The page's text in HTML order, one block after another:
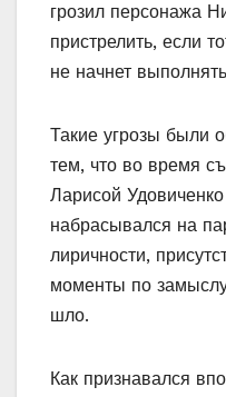
грозил персонажа
пристрелить, если
не начнет
Такие угрозы были
тем, что во время
Ларисой
набрасывался на
лиричности,
моменты по
шло.
Как признавался